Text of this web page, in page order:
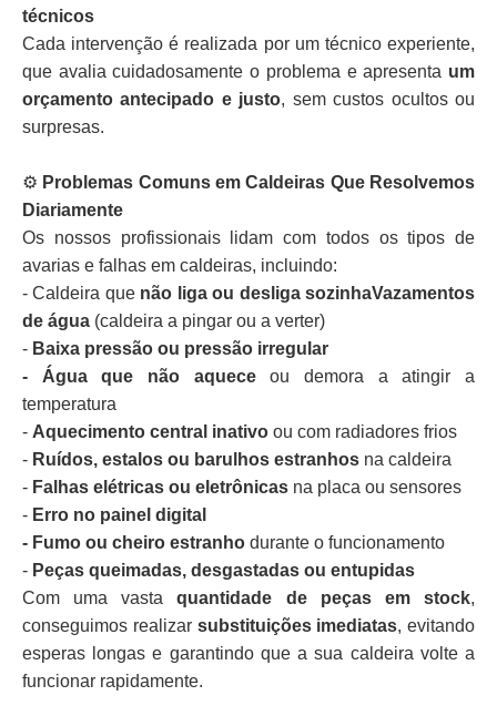
técnicos
Cada intervenção é realizada por um técnico experiente,
que avalia cuidadosamente o problema e apresenta um
orçamento antecipado e justo, sem custos ocultos ou
surpresas.
⚙️ Problemas Comuns em Caldeiras Que Resolvemos
Diariamente
Os nossos profissionais lidam com todos os tipos de
avarias e falhas em caldeiras, incluindo:
- Caldeira que não liga ou desliga sozinhaVazamentos
de água (caldeira a pingar ou a verter)
- Baixa pressão ou pressão irregular
- Água que não aqueceou demora a atingir a
temperatura
- Aquecimento central inativo ou com radiadores frios
- Ruídos, estalos ou barulhos estranhos na caldeira
- Falhas elétricas ou eletrônicas na placa ou sensores
- Erro no painel digital
- Fumo ou cheiro estranho durante o funcionamento
- Peças queimadas, desgastadas ou entupidas
Com uma vastaquantidade de peças em stock,
conseguimos realizar substituições imediatas, evitando
esperas longas e garantindo que a sua caldeira volte a
funcionar rapidamente.